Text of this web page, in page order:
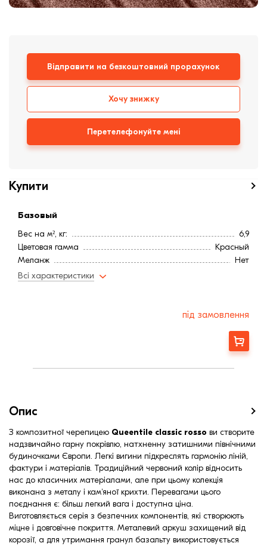
Будівельні суміші
Відправити на безкоштовний прорахунок
Хочу знижку
Перетелефонуйте мені
Купити
Базовый
Вес на м², кг:
6,9
Цветовая гамма
Красный
Меланж
Нет
Толщина металла
Всі характеристики
під замовлення
Замовити
Опис
З композитної черепицею Queentile classic rosso ви створите
надзвичайно гарну покрівлю, натхненну затишними північними
будиночками Європи. Легкі вигини підкреслять гармонію ліній,
фактури і матеріалів. Традиційний червоний колір відносить
нас до класичних матеріалами, але при цьому колекція
виконана з металу і кам'яної крихти. Перевагами цього
поєднання є: більш легкий вага і доступна ціна.
Виготовляється серія з безпечних компонентів, які створюють
міцне і довговічне покриття. Металевий аркуш захищений від
корозії, а для утримання гранул базальту використовується